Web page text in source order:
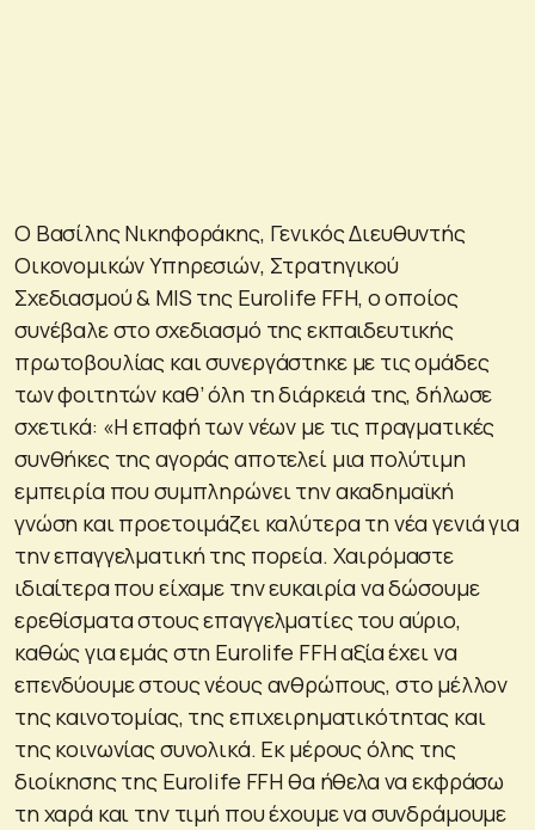
Ο Βασίλης Νικηφοράκης, Γενικός Διευθυντής
Οικονομικών Υπηρεσιών, Στρατηγικού
Σχεδιασμού & MIS της Eurolife FFH, ο οποίος
συνέβαλε στο σχεδιασμό της εκπαιδευτικής
πρωτοβουλίας και συνεργάστηκε με τις ομάδες
των φοιτητών καθ’ όλη τη διάρκειά της, δήλωσε
σχετικά: «Η επαφή των νέων με τις πραγματικές
συνθήκες της αγοράς αποτελεί μια πολύτιμη
εμπειρία που συμπληρώνει την ακαδημαϊκή
γνώση και προετοιμάζει καλύτερα τη νέα γενιά για
την επαγγελματική της πορεία. Χαιρόμαστε
ιδιαίτερα που είχαμε την ευκαιρία να δώσουμε
ερεθίσματα στους επαγγελματίες του αύριο,
καθώς για εμάς στη Eurolife FFH αξία έχει να
επενδύουμε στους νέους ανθρώπους, στο μέλλον
της καινοτομίας, της επιχειρηματικότητας και
της κοινωνίας συνολικά. Εκ μέρους όλης της
διοίκησης της Eurolife FFH θα ήθελα να εκφράσω
τη χαρά και την τιμή που έχουμε να συνδράμουμε